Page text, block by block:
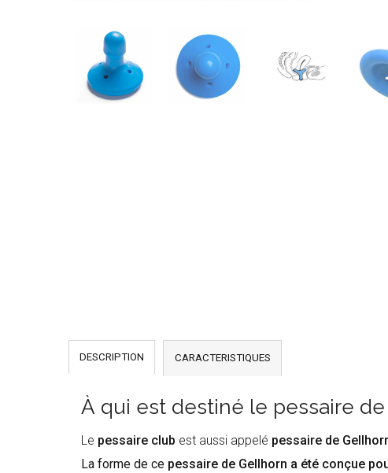
DESCRIPTION CARACTERISTIQUES
À qui est destiné le pessaire
Le pessaire club est aussi appelé pessaire de
La forme de ce pessaire de Gellhorn a été conçue